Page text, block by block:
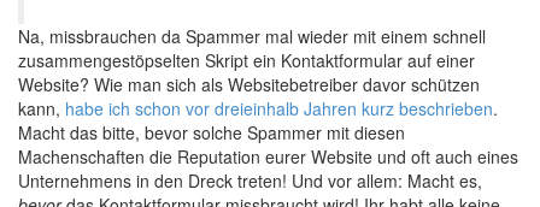
Na, missbrauchen da Spammer mal wieder mit einem schnell
zusammengestöpselten Skript ein Kontaktformular auf einer
Website? Wie man sich als Websitebetreiber davor schützen
kann, habe ich schon vor dreieinhalb Jahren kurz beschrieben.
Macht das bitte, bevor solche Spammer mit diesen
Machenschaften die Reputation eurer Website und oft auch eines
Unternehmens in den Dreck treten! Und vor allem: Macht es,